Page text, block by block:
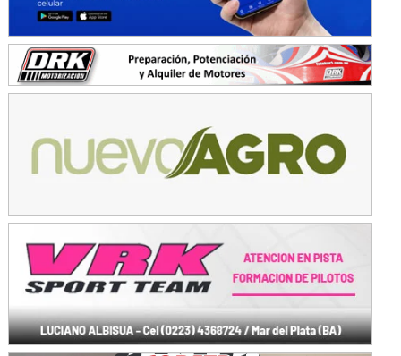
El Cerro (Tierra)
Victoria (Entre Ríos)
PATAGONICO - F6
Moto Club Reginense (Tierra)
Gral. E. Godoy (Río Negro)
Juventud Unida (Tierra)
Humboldt (Santa Fe)
Ciudad de Avellaneda (Asfalto)
SUR SANTAFESINO - F4
José Samuel Sánchez (Tierra)
Rufino (Santa Fe)
TUCUMANO - F5
Juan Navarro (Asfalto)